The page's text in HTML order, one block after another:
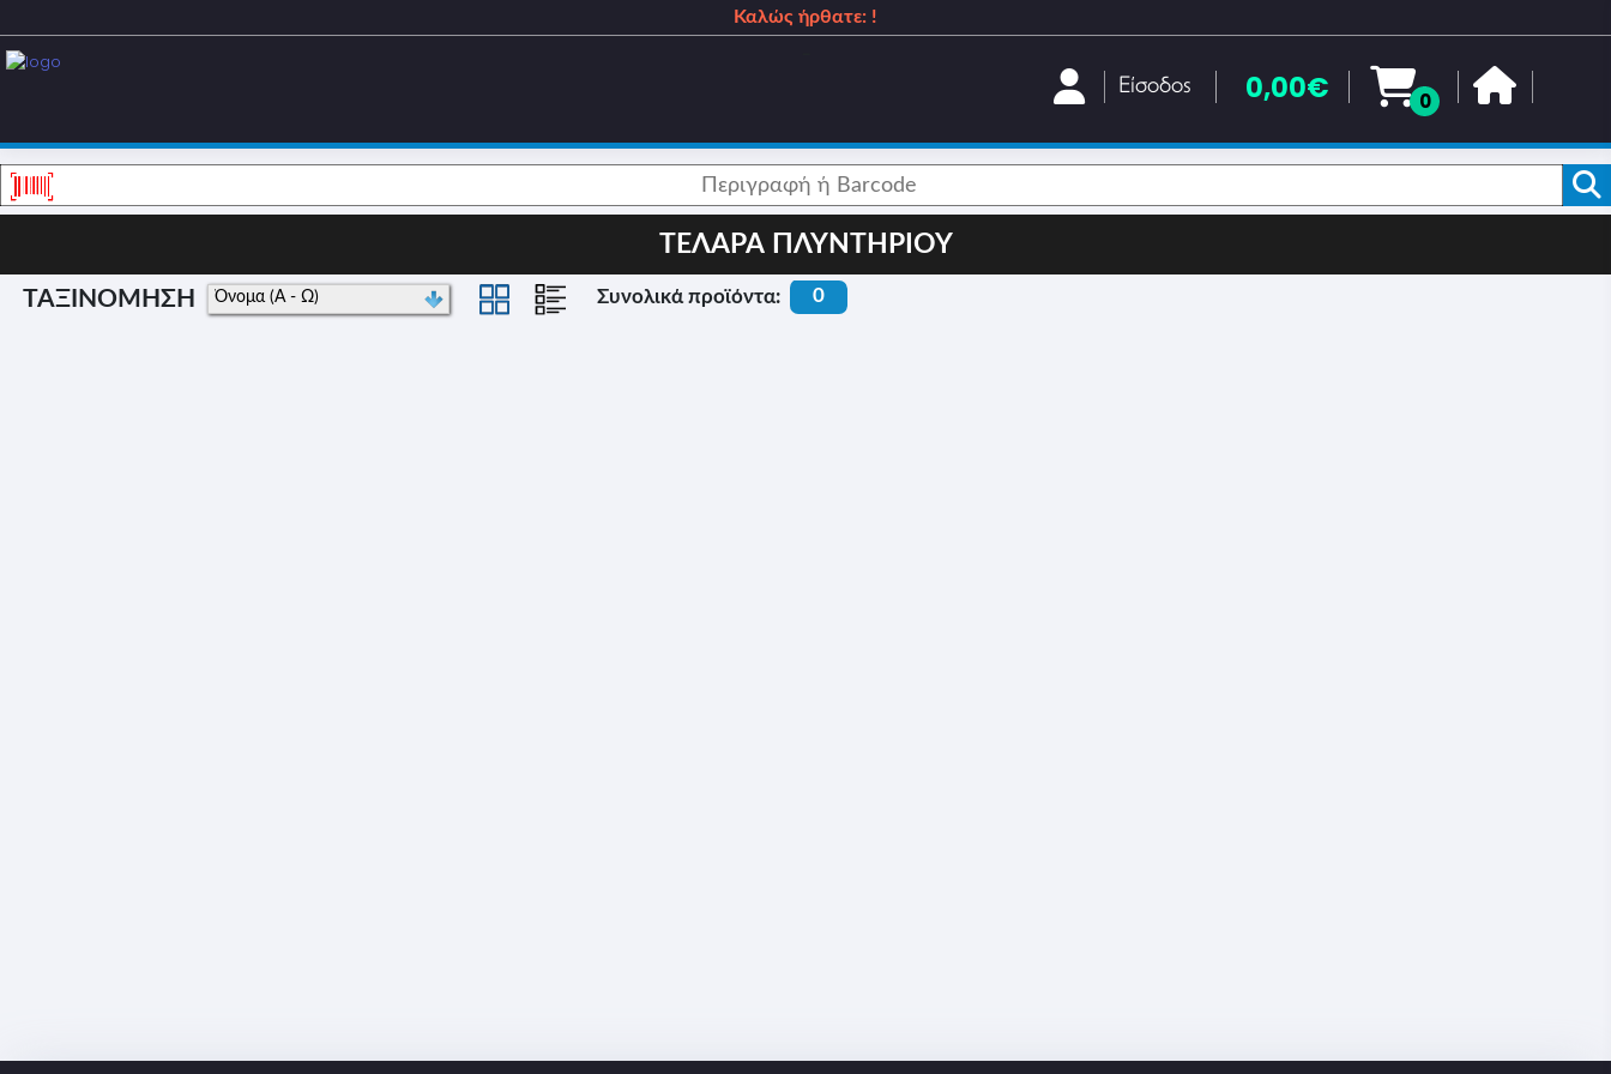
Καλώς ήρθατε: !
Είσοδος 0,00€ 0
ΤΕΛΑΡΑ ΠΛΥΝΤΗΡΙΟΥ
ΤΑΞΙΝΟΜΗΣΗ Συνολικά προϊόντα: 0